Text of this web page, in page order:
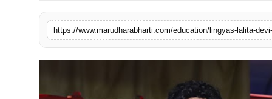
टेक्नोलॉजी
https://www.marudharabharti.com/education/lingyas-lalita-